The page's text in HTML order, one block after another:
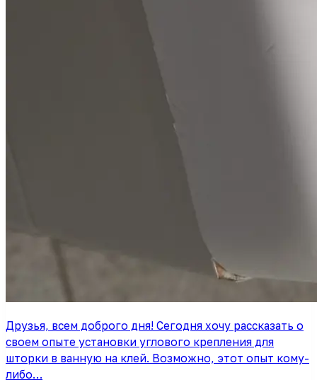
Друзья, всем доброго дня! Сегодня хочу рассказать о
своем опыте установки углового крепления для
шторки в ванную на клей. Возможно, этот опыт кому-
либо…